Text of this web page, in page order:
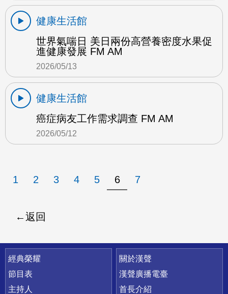
健康生活館
世界氣喘日 美日兩份高營養密度水果促
進健康發展 FM AM
2026/05/13
健康生活館
癌症病友工作需求調查 FM AM
2026/05/12
1 2 3 4 5 6 7
返回
快速連結
經典榮耀
節目表
主持人
關於漢聲
漢聲廣播電臺
首長介紹